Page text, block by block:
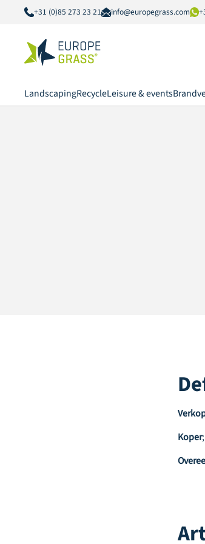
+31 (0)85 273 23 21 info@europegrass.com
LandscapingRecycleLeisure & events
Koper